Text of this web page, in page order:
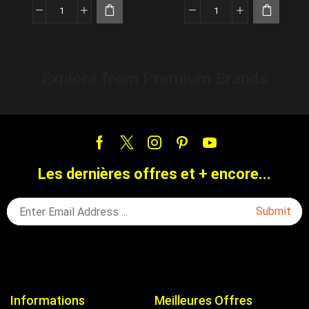
Les dernières offres et + encore...
Informations Meilleures Offres